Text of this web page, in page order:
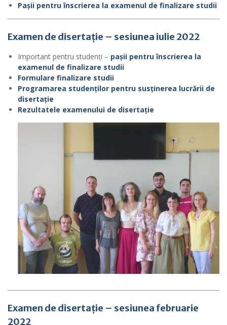
Pașii pentru înscrierea la examenul de finalizare studii
Examen de disertație – sesiunea iulie 2022
Important pentru studenți – pașii pentru înscrierea la
examenul de finalizare studii
Formulare finalizare studii
Programarea studenților pentru susținerea lucrării de
disertație
Rezultatele examenului de disertație
Examen de disertație – sesiunea februarie
2022